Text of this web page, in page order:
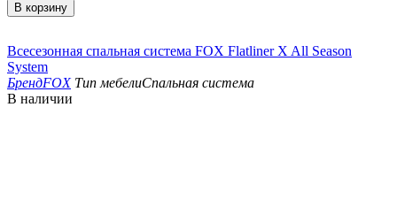
В корзину
Всесезонная спальная система FOX Flatliner X All Season
System
БрендFOX Тип мебелиСпальная система
В наличии